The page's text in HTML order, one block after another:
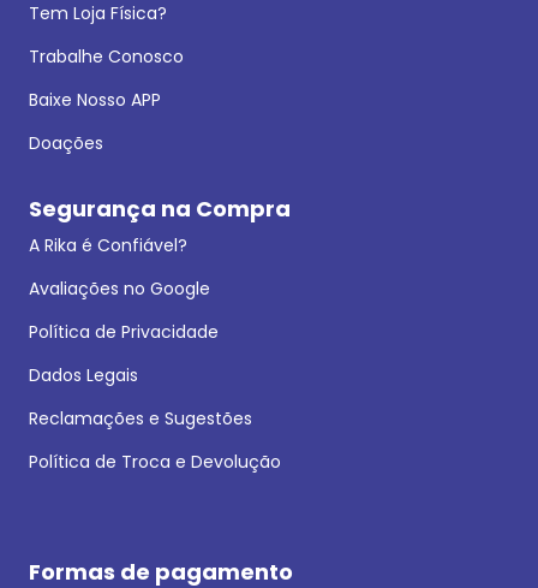
Tem Loja Física?
Trabalhe Conosco
Baixe Nosso APP
Doações
Segurança na Compra
A Rika é Confiável?
Avaliações no Google
Política de Privacidade
Dados Legais
Reclamações e Sugestões
Política de Troca e Devolução
Formas de pagamento